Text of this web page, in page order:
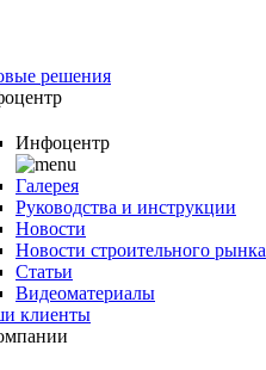
решения
Инфоцентр
Галерея
Руководства и инструкции
Новости
Новости строительного рынка
Статьи
Видеоматериалы
клиенты